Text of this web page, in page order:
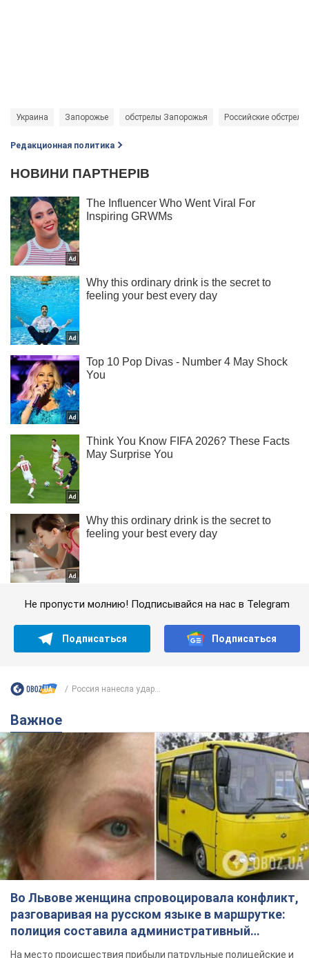
Украина Запорожье обстрелы Запорожья Российские обстрелы
Редакционная политика
Не пропусти молнию! Подписывайся на нас в Telegram
Подписаться Подписаться
Россия нанесла удар...
Важное
Во Львове женщина спровоцировала конфликт,
разговаривая на русском языке в маршрутке:
полиция составила административный
протокол. Видео
На место происшествия прибыли патрульные полицейские и